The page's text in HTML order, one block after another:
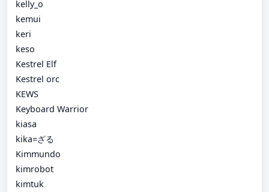
kelly_o
kemui
keri
keso
Kestrel Elf
Kestrel orc
KEWS
Keyboard Warrior
kiasa
kika=ざる
Kimmundo
kimrobot
kimtuk